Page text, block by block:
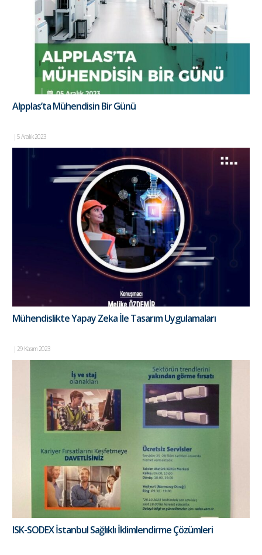
Alpplas’ta Mühendisin Bir Günü
|5 Aralık 2023
Mühendislikte Yapay Zeka İle Tasarım Uygulamaları
| 29 Kasım 2023
ISK-SODEX İstanbul Sağlıklı İklimlendirme Çözümleri